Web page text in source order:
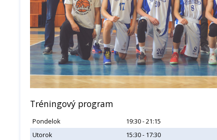
Tréningový program
Pondelok
19:30 - 21:15
Utorok
15:30 - 17:30